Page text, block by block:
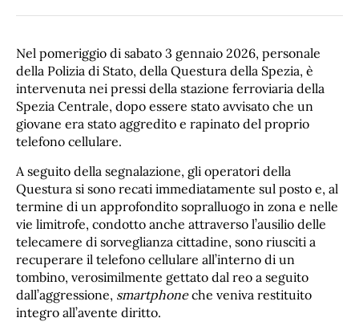
Nel pomeriggio di sabato 3 gennaio 2026, personale
della Polizia di Stato, della Questura della Spezia, è
intervenuta nei pressi della stazione ferroviaria della
Spezia Centrale, dopo essere stato avvisato che un
giovane era stato aggredito e rapinato del proprio
telefono cellulare.
A seguito della segnalazione, gli operatori della
Questura si sono recati immediatamente sul posto e, al
termine di un approfondito sopralluogo in zona e nelle
vie limitrofe, condotto anche attraverso l’ausilio delle
telecamere di sorveglianza cittadine, sono riusciti a
recuperare il telefono cellulare all’interno di un
tombino, verosimilmente gettato dal reo a seguito
dall’aggressione, smartphoneche veniva restituito
integro all’avente diritto.